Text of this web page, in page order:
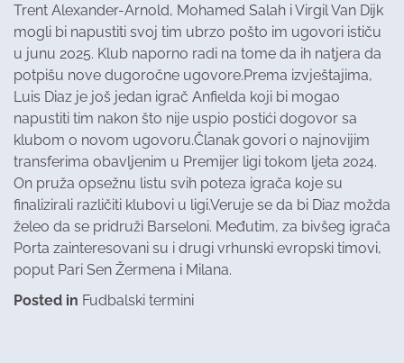
Trent Alexander-Arnold, Mohamed Salah i Virgil Van Dijk
mogli bi napustiti svoj tim ubrzo pošto im ugovori ističu
u junu 2025. Klub naporno radi na tome da ih natjera da
potpišu nove dugoročne ugovore.Prema izvještajima,
Luis Diaz je još jedan igrač Anfielda koji bi mogao
napustiti tim nakon što nije uspio postići dogovor sa
klubom o novom ugovoru.Članak govori o najnovijim
transferima obavljenim u Premijer ligi tokom ljeta 2024.
On pruža opsežnu listu svih poteza igrača koje su
finalizirali različiti klubovi u ligi.Veruje se da bi Diaz možda
želeo da se pridruži Barseloni. Međutim, za bivšeg igrača
Porta zainteresovani su i drugi vrhunski evropski timovi,
poput Pari Sen Žermena i Milana.
Posted in Fudbalski termini